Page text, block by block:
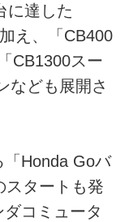
に達した
え、「CB400
CB1300スー
なども展開さ
Honda Goバ
スタートも発
コミュータ